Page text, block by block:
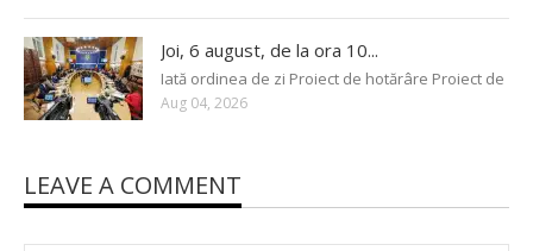
Joi, 6 august, de la ora 10...
Iată ordinea de zi Proiect de hotărâre Proiect de
Aug 04, 2026
LEAVE A COMMENT